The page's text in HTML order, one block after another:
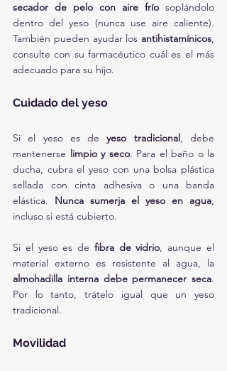
secador de pelo con aire frío soplándolo
dentro del yeso (nunca use aire caliente).
También pueden ayudar los antihistamínicos,
consulte con su farmacéutico cuál es el más
adecuado para su hijo.
Cuidado del yeso
Si el yeso es de yeso tradicional, debe
mantenerse limpio y seco. Para el baño o la
ducha, cubra el yeso con una bolsa plástica
sellada con cinta adhesiva o una banda
elástica. Nunca sumerja el yeso en agua,
incluso si está cubierto.
Si el yeso es de fibra de vidrio, aunque el
almohadilla interna debe permanecer seca.
Por lo tanto, trátelo igual que un yeso
tradicional.
Movilidad